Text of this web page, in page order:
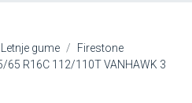
Letnje gume
Firestone
65 R16C 112/110T VANHAWK 3